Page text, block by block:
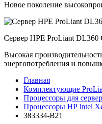
Новое поколение
Сервер HPE ProLiant DL360
Высокая
энергопотребления и
Главная
Комплектующие
Процессоры для
Процессоры HP Intel
383334-B21